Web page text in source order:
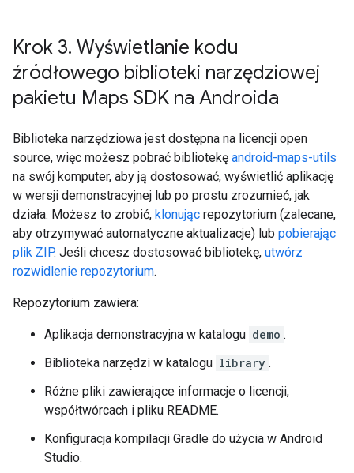
Krok 3. Wyświetlanie kodu
źródłowego biblioteki narzędziowej
pakietu Maps SDK na Androida
Biblioteka narzędziowa jest dostępna na licencji open
source, więc możesz pobrać bibliotekę android-maps-utils
na swój komputer, aby ją dostosować, wyświetlić aplikację
w wersji demonstracyjnej lub po prostu zrozumieć, jak
działa. Możesz to zrobić, klonując repozytorium (zalecane,
aby otrzymywać automatyczne aktualizacje) lub pobierając
plik ZIP. Jeśli chcesz dostosować bibliotekę, utwórz
rozwidlenie repozytorium.
Repozytorium zawiera:
Aplikacja demonstracyjna w katalogu demo .
Biblioteka narzędzi w katalogu library .
Różne pliki zawierające informacje o licencji,
współtwórcach i pliku README.
Konfiguracja kompilacji Gradle do użycia w Android
Studio.